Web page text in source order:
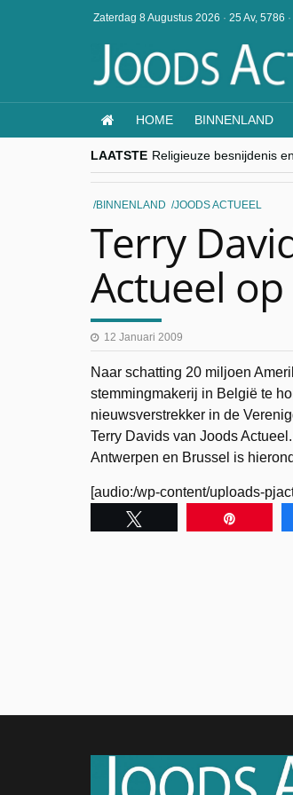
Zaterdag 8 Augustus 2026 · 25 Av, 5786 ·
HOME BINNENLAND
LAATSTE Religieuze besnijdenis
“Besnijdenisdebat toont
CITYTRIP | ROEMENIË
“Vandaag zit elke Jood
BINNENLAND JOODS ACTUEEL
Terry
Actueel op
12 Januari 2009
Naar schatting 20 miljoen
stemmingmakerij in België te
nieuwsverstrekker in de
Terry Davids van Joods
Antwerpen en Brussel is
[audio:/wp-content/uploads-